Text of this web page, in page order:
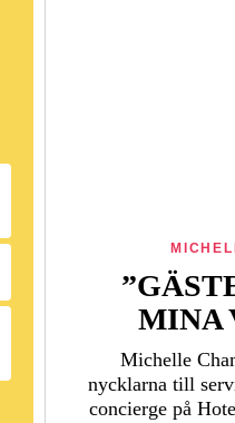
MINA
Michelle
nycklarna till
concierge på